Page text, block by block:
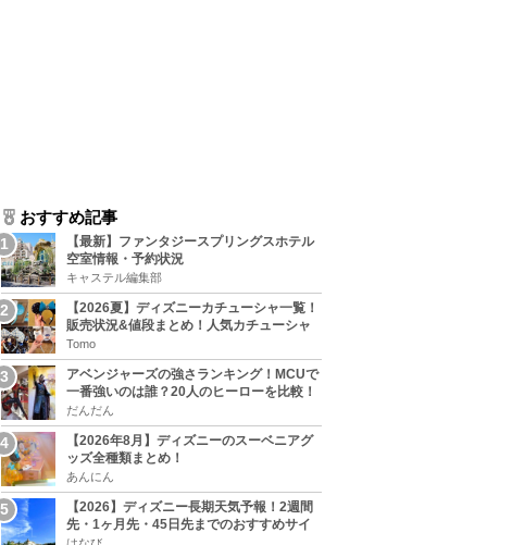
おすすめ記事
【最新】ファンタジースプリングスホテル
空室情報・予約状況
キャステル編集部
【2026夏】ディズニーカチューシャ一覧！
販売状況&値段まとめ！人気カチューシャ
をチェック
Tomo
アベンジャーズの強さランキング！MCUで
一番強いのは誰？20人のヒーローを比較！
だんだん
【2026年8月】ディズニーのスーベニアグ
ッズ全種類まとめ！
あんにん
【2026】ディズニー長期天気予報！2週間
先・1ヶ月先・45日先までのおすすめサイ
ト＆アプリまとめ！